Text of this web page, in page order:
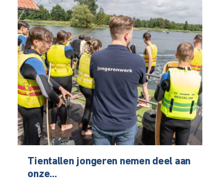
Tientallen jongeren nemen deel aan
onze...